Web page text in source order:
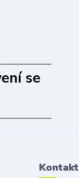
se
Kontakt